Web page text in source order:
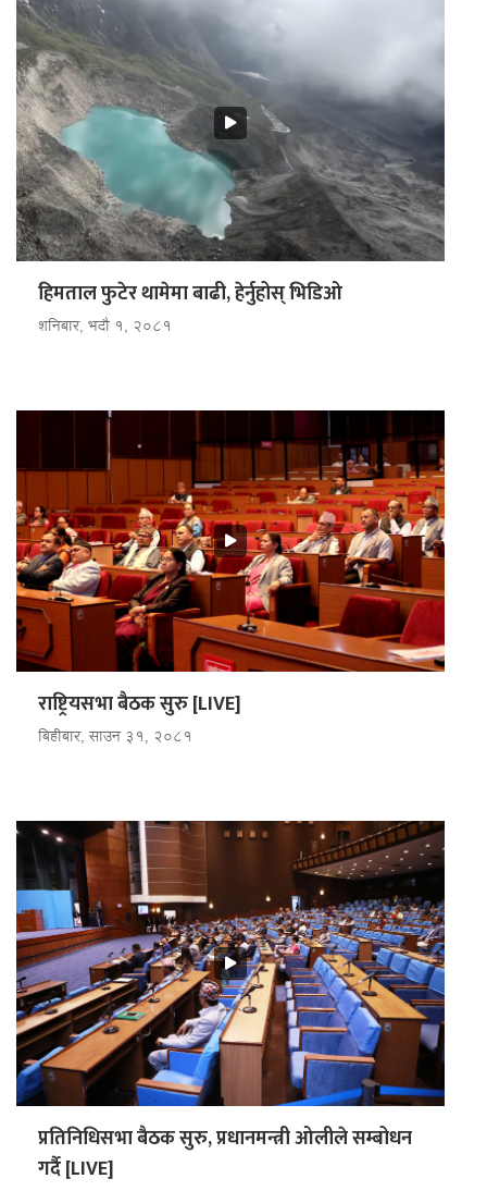
हिमताल फुटेर थामेमा बाढी, हेर्नुहोस् भिडि‌‌ओ
शनिबार, भदौ १, २०८१
राष्ट्रियसभा बैठक सुरु [LIVE]
बिहीबार, साउन ३१, २०८१
प्रतिनिधिसभा बैठक सुरु, प्रधानमन्त्री ओलीले सम्बोधन
गर्दै [LIVE]